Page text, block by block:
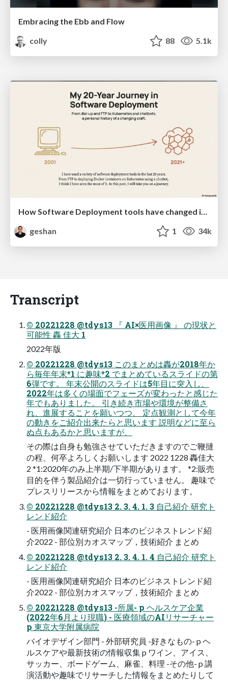
Embracing the Ebb and Flow
colly
88 5.1k
geshan
1 34k
Transcript
© 20221228 @tdys13 『 AI×医⽤画像 』 の現状と
可能性 轟 佳⼤ 1
2022年版
© 20221228 @tdys13 このまとめは轟が2018年か
ら毎年年末*1 に趣味*2 でまとめているスライドの第
6弾です。 年末公開のスライドは5年⽬に突⼊し、
2022年は多くの場⾯でフェーズが変わったと感じた
年でもありました。 引き続き市場や環境が整備さ
れ、進展することを願いつつ、 定点観測として今年
の動きをご紹介出来たらと思います 説明などに⾄ら
ぬ点もあるかと思いますが、
その際は⾃⾝も勉強させていただきますのでご鞭撻
の程、何卒よろしくお願いします 2022 1228 轟佳⼤
2 *1:2020年のみ上半期/下半期があります。 *2:販売
⽬的を伴う製品紹介は⼀切⾏っていません。 趣味で
プレスリリースから情報をまとめております。
© 20221228 @tdys13 2. 3. 4. 1. 3 ⾃⼰紹介 研究ト
レンド紹介
- 医⽤画像関連研究紹介 ⽇本のビジネストレンド紹
介2022 - 部位別カオスマップ，技術紹介 まとめ
© 20221228 @tdys13 2. 3. 4. 1. 4 ⾃⼰紹介 研究ト
レンド紹介
- 医⽤画像関連研究紹介 ⽇本のビジネストレンド紹
介2022 - 部位別カオスマップ，技術紹介 まとめ
© 20221228 @tdys13 -所属- p ヘルスケア企業
(2022年6⽉より現職) - 医療領域のAIリサーチャー
p 東京⼤学附属病院
バイオデザイン部⾨ - 外部研究員 -好きなもの- p ヘ
ルスケアや最新技術の情報収集 p ワイン、アイス、
サッカー、ボードゲーム、⿇雀、料理 -その他- p 講
演活動や趣味でリサーチした情報をまとめたりして